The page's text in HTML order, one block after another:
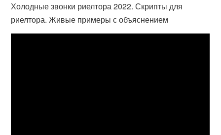
Холодные звонки риелтора 2022. Скрипты для
риелтора. Живые примеры с объяснением